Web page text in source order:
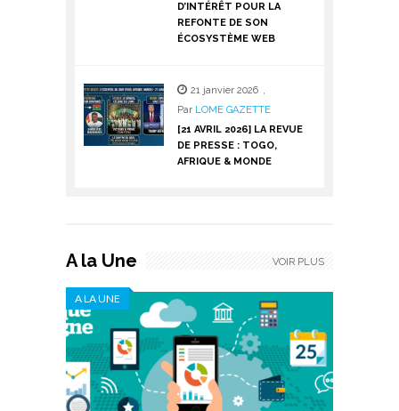
D’INTÉRÊT POUR LA
REFONTE DE SON
ÉCOSYSTÈME WEB
21 janvier 2026 ,
Par LOME GAZETTE
[21 AVRIL 2026] LA REVUE
DE PRESSE : TOGO,
AFRIQUE & MONDE
A la Une
A LA UNE
VOIR PLUS